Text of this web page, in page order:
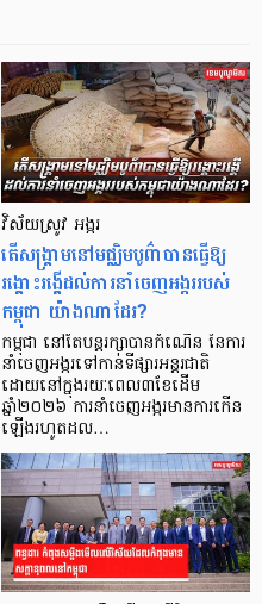
វិស័យស្រូវ អង្ករ
តើសង្គ្រាមនៅមជ្ឈិមបូព៌ាបានធ្វើឱ្យ
រង្គោះរង្គើដល់ការនាំចេញអង្កររបស់
កម្ពុជា យ៉ាងណាដែរ?
កម្ពុជា នៅតែបន្តរក្សាបានកំណើន នៃការ
នាំចេញអង្ករទៅកាន់ទីផ្សារអន្តរជាតិ
ដោយនៅក្នុងរយៈពេល៣ខែដើម
ឆ្នាំ២០២៦ ការនាំចេញអង្ករមានការកើន
ឡើងរហូតដល…